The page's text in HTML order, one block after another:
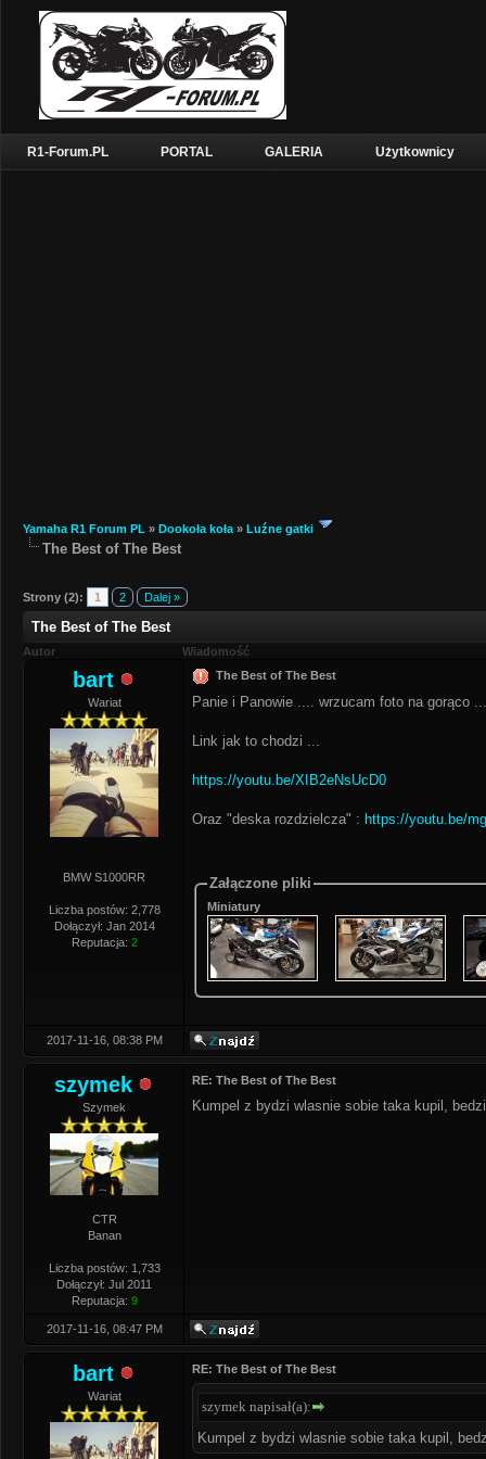
R1-Forum.PL PORTAL GALERIA Użytkownicy
Yamaha R1 Forum PL » Dookoła koła » Luźne gatki
The Best of The Best
Strony (2): 1 2 Dalej »
The Best of The Best
Autor Wiadomość
bart
Wariat
BMW S1000RR
Liczba postów: 2,778
Dołączył: Jan 2014
Reputacja: 2
The Best of The Best
Panie i Panowie .... wrzucam foto na
Link jak to chodzi ...
https://youtu.be/XIB2eNsUcD0
Oraz "deska rozdzielcza" : https://youtu.be/
Załączone pliki
Miniatury
2017-11-16, 08:38 PM
szymek
Szymek
CTR
Banan
Liczba postów: 1,733
Dołączył: Jul 2011
Reputacja: 9
RE: The Best of The Best
Kumpel z bydzi wlasnie sobie taka kupil,
2017-11-16, 08:47 PM
bart
Wariat
RE: The Best of The Best
szymek napisał(a):
Kumpel z bydzi wlasnie sobie taka kupil,